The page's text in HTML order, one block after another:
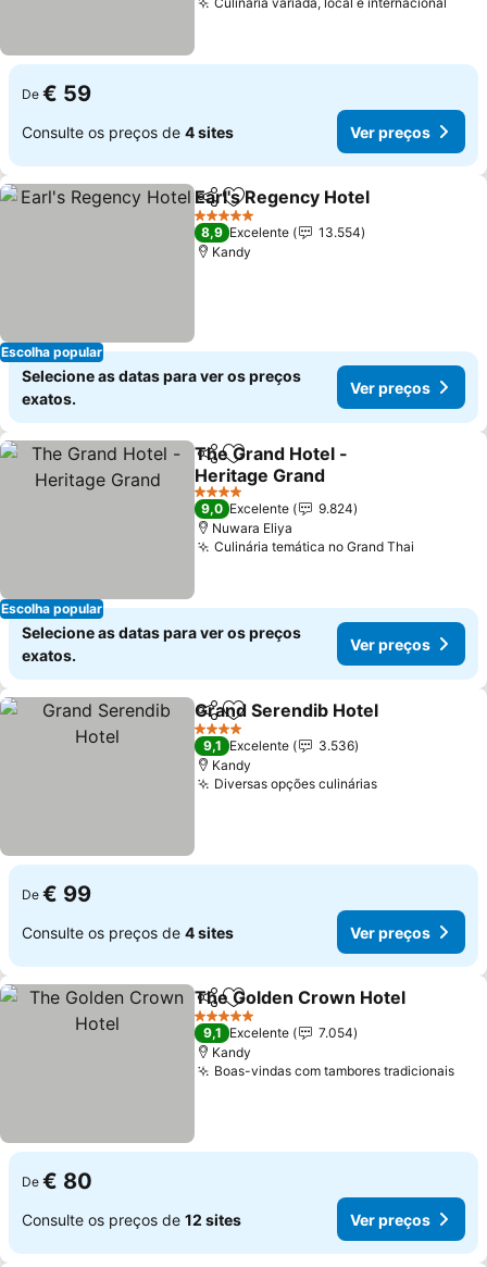
De € 59
Consulte os preços de 4 sites Ver preços
Escolha popular
PartilharAdicionar aos favoritos
Earl's Regency Hotel
5 Estrelas
8,9 Excelente
13.554
Kandy
Selecione as datas para ver os preços
exatos.
Ver preços
Escolha popular
PartilharAdicionar aos favoritos
The Grand Hotel -
Heritage Grand
Ver preços
4 Estrelas
9,0 Excelente
9.824
Nuwara Eliya
Culinária temática no Grand Thai
Selecione as datas para ver os preços
exatos.
Ver preços
PartilharAdicionar aos favoritos
Grand Serendib Hotel
4 Estrelas
9,1 Excelente
3.536
Kandy
Diversas opções culináriasVer preços
De € 99
Consulte os preços de 4 sites Ver preços
PartilharAdicionar aos favoritos
The Golden Crown Hotel
5 Estrelas
9,1 Excelente
7.054
Kandy
Boas-vindas com tambores tradicionaisVer
De € 80
Consulte os preços de 12 sites Ver preços